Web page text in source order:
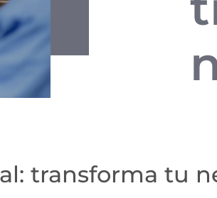
transforma tu